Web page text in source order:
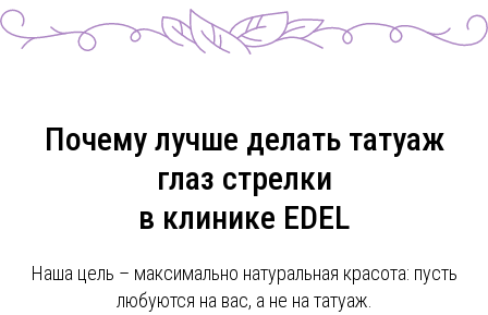
Почему лучше делать татуаж
глаз стрелки
в клинике EDEL
Наша цель – максимально натуральная красота: пусть
любуются на вас, а не на татуаж.